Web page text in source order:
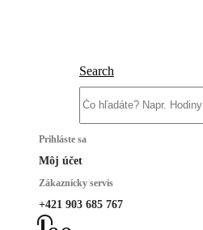
Search
Prihláste sa
Môj účet
Zákaznícky servis
+421 903 685 767